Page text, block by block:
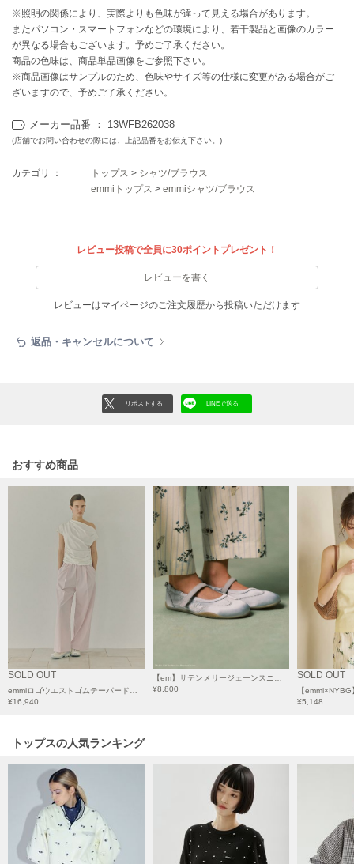
FURFUR
ファーファー
ジェラート ピケ
キーン
ルコックスポルティフ
レスポートサック
リリーブラウン
LILY BROWN Lingerie
リリーブラウンランジェリー
LITTLE UNION TOKYO
リトルユニオン トウキョウ
※照明の関係により、実際よりも色味が違って見える場合があります。
またパソコン・スマートフォンなどの環境により、若干製品と画像のカラー
が異なる場合もございます。予めご了承ください。
商品の色味は、商品単品画像をご参照下さい。
※商品画像はサンプルのため、色味やサイズ等の仕様に変更がある場合がご
ざいますので、予めご了承ください。
メーカー品番 ： 13WFB262038
(店舗でお問い合わせの際には、上記品番をお伝え下さい。)
カテゴリ ： トップス > シャツ/ブラウス
emmiトップス > emmiシャツ/ブラウス
レビュー投稿で全員に30ポイントプレゼント！
レビューを書く
レビューはマイページのご注文履歴から投稿いただけます
返品・キャンセルについて
リポストする LINEで送る
おすすめ商品
SOLD OUT
¥16,940
¥8,800
SOLD OUT
【
¥5,148
トップスの人気ランキング